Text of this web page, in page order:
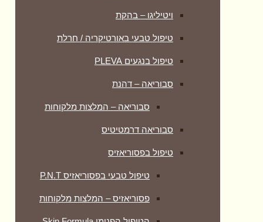
ויטיליגו – בהקת
טיפול טבעי באורטיקריה / חרלת
טיפול בנגעים PLEVA
סבוריאה – דהנת
סבוריאה – המלצות מלקוחות
סבוריאה דרמטיטיס
טיפול בפסוריאזיס
טיפול טבעי בפסוריאזיס P.N.T
פסוריאזיס – המלצות מלקוחות